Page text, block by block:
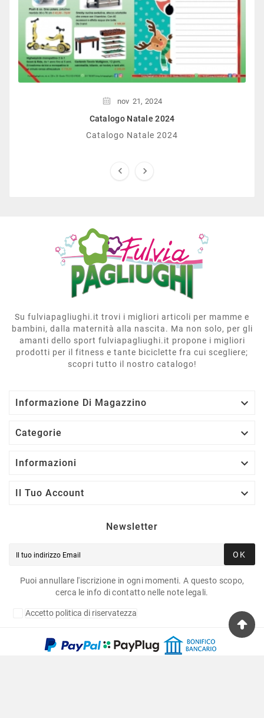
nov 21, 2024
Catalogo Natale 2024
Catalogo Natale 2024
 
Su fulviapagliughi.it trovi i migliori articoli per mamme e
bambini, dalla maternità alla nascita. Ma non solo, per gli
amanti dello sport fulviapagliughi.it propone i migliori
prodotti per il fitness e tante biciclette fra cui scegliere;
scopri tutto il nostro catalogo!
Informazione Di Magazzino 
Categorie 
Informazioni 
Il Tuo Account 
Newsletter
OK
Puoi annullare l'iscrizione in ogni momenti. A questo scopo,
cerca le info di contatto nelle note legali.
Accetto politica di riservatezza